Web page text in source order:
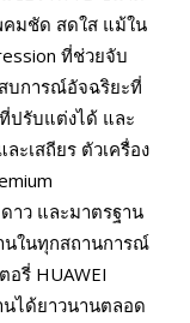
คมชัด สดใส แม้ใน
ที่ช่วยจับ
บการณ์อัจฉริยะที่
ปรับแต่งได้ และ
ะเสถียร ตัวเครื่อง
าว และมาตรฐาน
นในทุกสถานการณ์
รี่ HUAWEI
นได้ยาวนานตลอด